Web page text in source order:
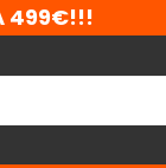
499€!!!